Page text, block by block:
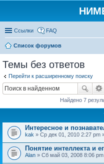
Ссылки FAQ
Список форумов
Темы без ответов
Перейти к расширенному поиску
Найдено 7
Интересное и
kak » Ср дек 01, 2010 2:27 pm
Понятие интеллекта и
Alan » Сб май 03, 2008 8:06